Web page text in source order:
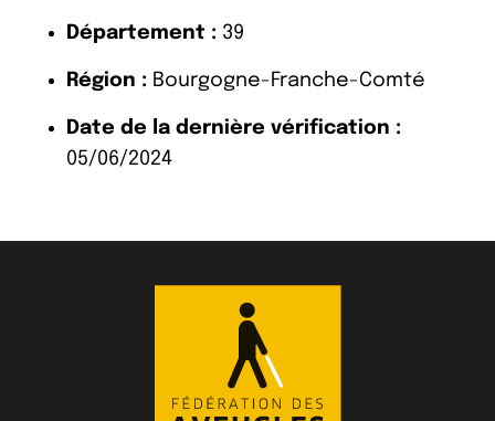
Département : 39
Région : Bourgogne-Franche-Comté
Date de la dernière vérification :
05/06/2024